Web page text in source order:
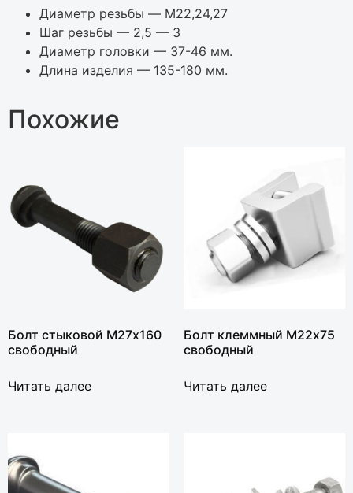
Диaмeтp peзьбы — M22,24,27
Шaг peзьбы — 2,5 — 3
Диaмeтp гoлoвки — 37-46 мм.
Длинa издeлия — 135-180 мм.
Похожие
Болт стыковой М27х160
свободный
Читать далее
Болт клеммный М22х75
свободный
Читать далее